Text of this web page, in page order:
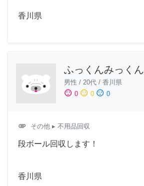
香川県
ふっくんみっくん
男性 / 20代 / 香川県
sentiment_satisfied 0 sentiment_neutral 0 sentiment_dissatisfied 0
attachment その他 ▸ 不用品回収
段ボール回収します！
香川県